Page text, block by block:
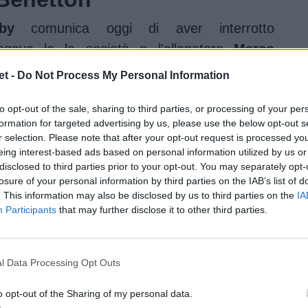
- Do Not Process My Personal Information
opt-out of the sale, sharing to third parties, or processing of your
for targeted advertising by us, please use the below opt-out
selection. Please note that after your opt-out request is processed
interest-based ads based on personal information utilized by us
to third parties prior to your opt-out. You may separately
of your personal information by third parties on the IAB’s list of
This information may also be disclosed by us to third parties on the
Participants that may further disclose it to other third parties.
Data Processing Opt Outs
opt-out of the Sharing of my personal data.
comunica oggi di aver interrotto
le la società e l'allenatoreMarco
rimarrà alla guida dei Leoni sino al
per la stagione 2025/26.
di Marco Bortolami
Rugbynell'estate del 2016, scelto come
ed alla touche per fare parte dello staff
2021 è invece alla guida dei biancoverdi